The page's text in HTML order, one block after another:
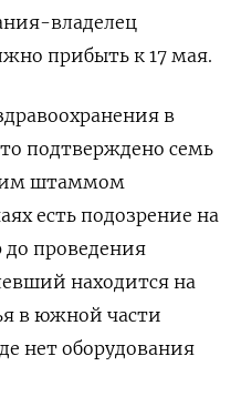
владелец
прибыть к 17 мая.
в
подтверждено семь
штаммом
есть подозрение на
до проведения
находится на
в южной части
нет ​оборудования